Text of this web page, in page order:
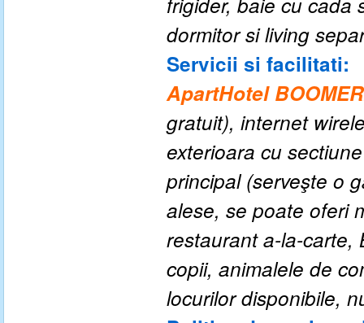
dormitor si living
Servicii si facilitati:
ApartHotel
gratuit), internet
exterioara cu
principal (serveşte o
alese, se poate oferi
restaurant a-la-carte,
copii, animalele de
locurilor disponibile,